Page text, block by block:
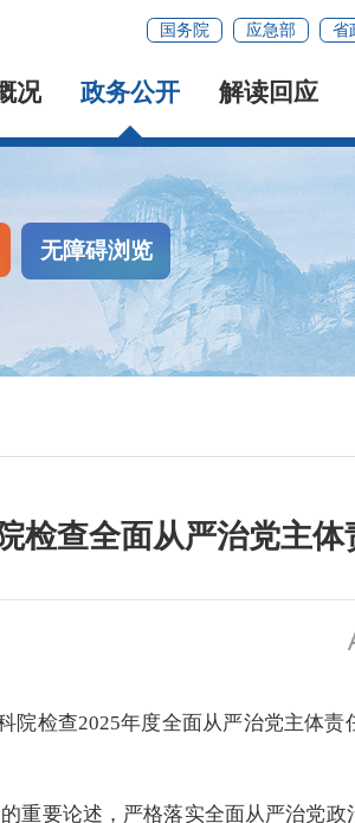
国务院 应急部 省
况 政务公开 解读回应
无障碍浏览
检查全面从严治党主
检查2025年度全面从严治党主体责
要论述，严格落实全面从严治党政